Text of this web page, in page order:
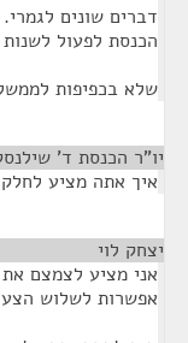
דברים שונים
הכנסת לפעול
שלא בכפיפות
יו"ר הכנסת ד'
איך אתה מציע
יצחק לוי
אני מציע לצמצם
אפשרות לשלוש